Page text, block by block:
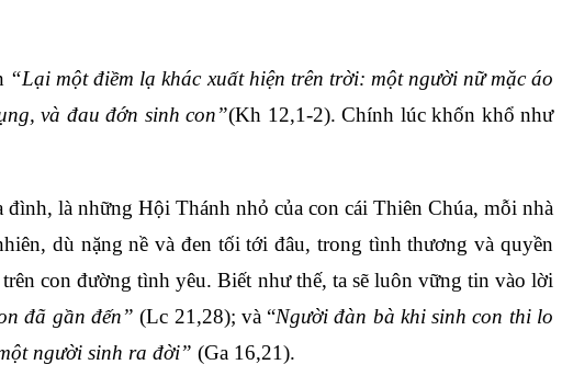
“Lại một điềm lạ khác xuất hiện trên trời: một người nữ mặc áo
và đau đớn sinh con”(Kh 12,1-2). Chính lúc khốn khổ như
là những Hội Thánh nhỏ của con cái Thiên Chúa, mỗi nhà
dù nặng nề và đen tối tới đâu, trong tình thương và quyền
con đường tình yêu. Biết như thế, ta sẽ luôn vững tin vào lời
đã gần đến” (Lc 21,28); và “Người đàn bà khi sinh con thi lo
người sinh ra đời” (Ga 16,21).